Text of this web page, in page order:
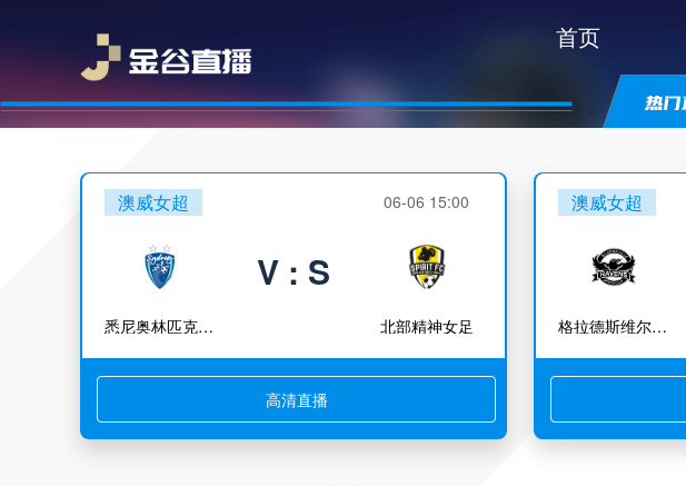
首页
澳威女超 06-06 15:00
悉尼奥林匹克女足
V : S
北部精神女足
高清直播
澳威女超
格拉德斯维尔乌鸦女足